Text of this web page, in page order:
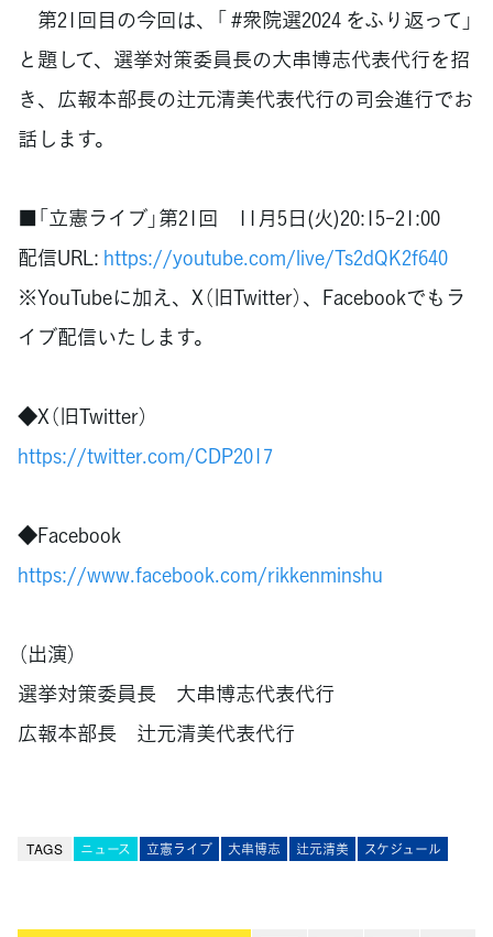
第21回目の今回は、「 #衆院選2024 をふり返って」
と題して、選挙対策委員長の大串博志代表代行を招
き、広報本部長の辻元清美代表代行の司会進行でお
話します。
■「立憲ライブ」第21回 11月5日(火)20:15-21:00
配信URL: https://youtube.com/live/Ts2dQK2f640
※YouTubeに加え、X（旧Twitter）、Facebookでもラ
イブ配信いたします。
◆X（旧Twitter）
https://twitter.com/CDP2017
◆Facebook
https://www.facebook.com/rikkenminshu
（出演）
選挙対策委員長 大串博志代表代行
広報本部長 辻元清美代表代行
TAGS ニュース 立憲ライブ 大串博志 辻元清美 スケジュール